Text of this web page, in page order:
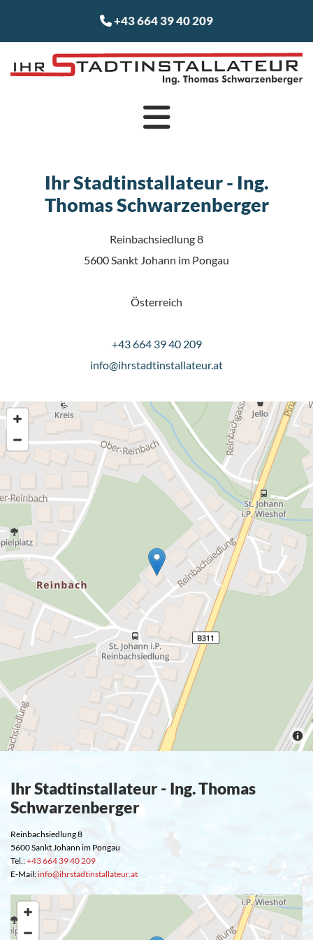
+43 664 39 40 209
Ihr Stadtinstallateur - Ing.
Thomas Schwarzenberger
Reinbachsiedlung 8
5600 Sankt Johann im Pongau
Österreich
+43 664 39 40 209
info@ihrstadtinstallateur.at
Ihr Stadtinstallateur - Ing. Thomas
Schwarzenberger
Reinbachsiedlung 8
5600 Sankt Johann im Pongau
Tel.:+43 664 39 40 209
E-Mail:info@ihrstadtinstallateur.at